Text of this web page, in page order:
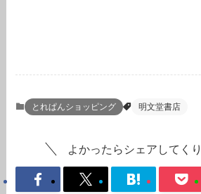
とれぱんショッピング 明文堂書店
よかったらシェアしてく